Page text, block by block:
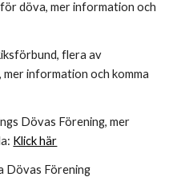
döva, mer information och
flera av
information och komma
Dövas Förening, mer
Klick här
Dövas Förening